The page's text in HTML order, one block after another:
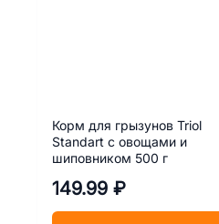
Корм для грызунов Triol
Standart с овощами и
шиповником 500 г
149.99 ₽